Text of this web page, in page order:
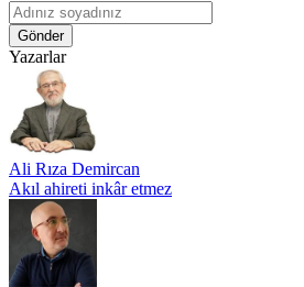
Gönder
Yazarlar
Ali Rıza Demircan
Akıl ahireti inkâr etmez